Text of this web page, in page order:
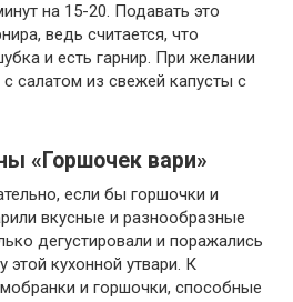
на 15-20. Подавать это
ведь считается, что
и есть гарнир. При желании
салатом из свежей капусты с
«Горшочек вари»
если бы горшочки и
вкусные и разнообразные
дегустировали и поражались
этой кухонной утвари. К
и горшочки, способные